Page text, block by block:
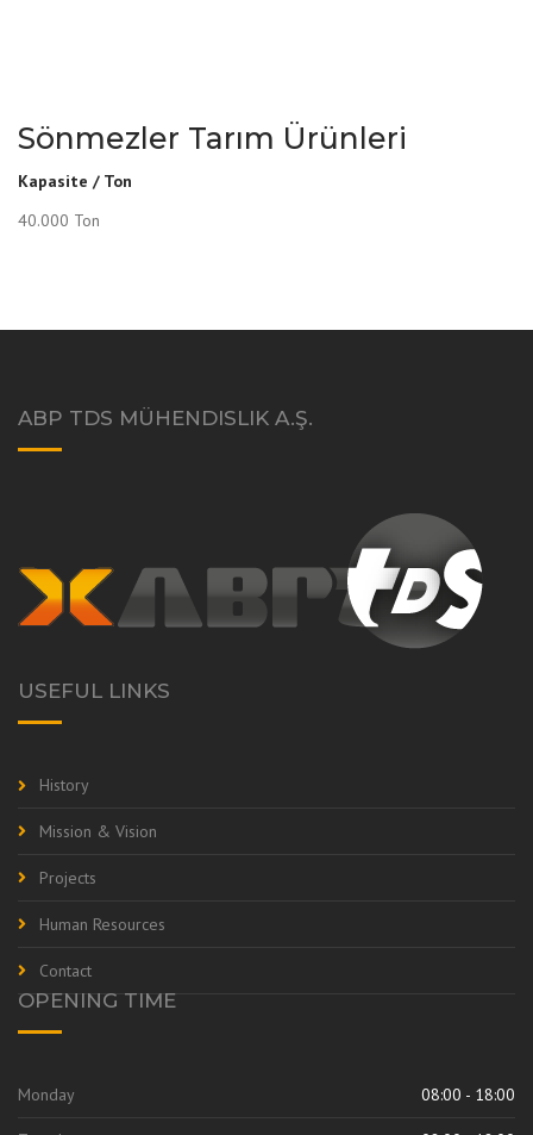
Sönmezler Tarım Ürünleri
Kapasite / Ton
40.000 Ton
ABP TDS MÜHENDISLIK A.Ş.
USEFUL LINKS
History
Mission & Vision
Projects
Human Resources
Contact
OPENING TIME
Monday 08:00 - 18:00